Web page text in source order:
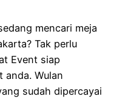
mencari meja
Tak perlu
Event siap
anda. Wulan
sudah dipercayai